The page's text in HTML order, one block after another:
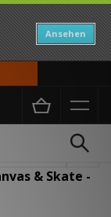
Ansehen
& Skate -